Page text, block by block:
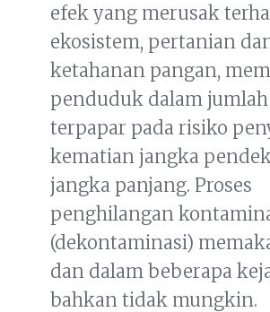
efek yang merusak
ekosistem, pertanian
ketahanan pangan,
penduduk dalam
terpapar pada risiko
kematian jangka
jangka panjang. Proses
penghilangan
(dekontaminasi)
dan dalam beberapa
bahkan tidak mungkin.